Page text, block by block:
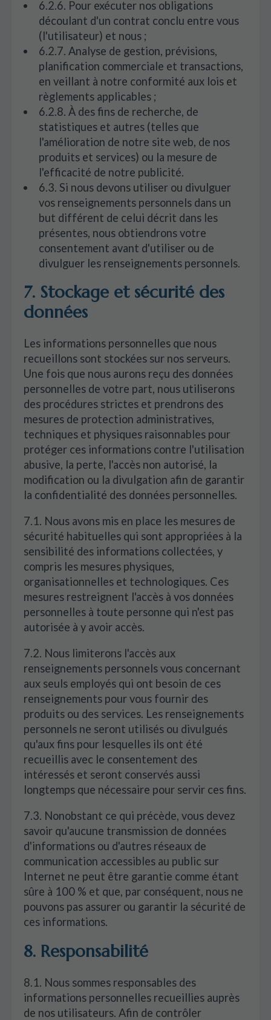
6.2.6. Pour exécuter nos obligations
découlant d'un contrat conclu entre vous
(l'utilisateur) et nous ;
6.2.7. Analyse de gestion, prévisions,
planification commerciale et transactions,
en veillant à notre conformité aux lois et
règlements applicables ;
6.2.8. À des fins de recherche, de
statistiques et autres (telles que
l'amélioration de notre site web, de nos
produits et services) ou la mesure de
l'efficacité de notre publicité.
6.3. Si nous devons utiliser ou divulguer
vos renseignements personnels dans un
but différent de celui décrit dans les
présentes, nous obtiendrons votre
consentement avant d'utiliser ou de
divulguer les renseignements personnels.
7. Stockage et sécurité des
données
Les informations personnelles que nous
recueillons sont stockées sur nos serveurs.
Une fois que nous aurons reçu des données
personnelles de votre part, nous utiliserons
des procédures strictes et prendrons des
mesures de protection administratives,
techniques et physiques raisonnables pour
protéger ces informations contre l'utilisation
abusive, la perte, l'accès non autorisé, la
modification ou la divulgation afin de garantir
la confidentialité des données personnelles.
7.1. Nous avons mis en place les mesures de
sécurité habituelles qui sont appropriées à la
sensibilité des informations collectées, y
compris les mesures physiques,
organisationnelles et technologiques. Ces
mesures restreignent l'accès à vos données
personnelles à toute personne qui n'est pas
autorisée à y avoir accès.
7.2. Nous limiterons l'accès aux
renseignements personnels vous concernant
aux seuls employés qui ont besoin de ces
renseignements pour vous fournir des
produits ou des services. Les renseignements
personnels ne seront utilisés ou divulgués
qu'aux fins pour lesquelles ils ont été
recueillis avec le consentement des
intéressés et seront conservés aussi
longtemps que nécessaire pour servir ces fins.
7.3. Nonobstant ce qui précède, vous devez
savoir qu'aucune transmission de données
d'informations ou d'autres réseaux de
communication accessibles au public sur
Internet ne peut être garantie comme étant
sûre à 100 % et que, par conséquent, nous ne
pouvons pas assurer ou garantir la sécurité de
ces informations.
8. Responsabilité
8.1. Nous sommes responsables des
informations personnelles recueillies auprès
de nos utilisateurs. Afin de contrôler